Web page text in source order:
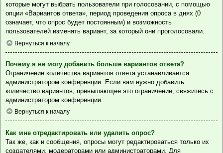
которые могут выбрать пользователи при голосовании, с помощью
опции «Вариантов ответа», период проведения опроса в днях (0
означает, что опрос будет постоянным) и возможность
пользователей изменять вариант, за который они проголосовали.
Вернуться к началу
Почему я не могу добавить больше вариантов ответа?
Ограничение количества вариантов ответа устанавливается
администратором конференции. Если вам нужно добавить
количество вариантов, превышающее это ограничение, свяжитесь с
администратором конференции.
Вернуться к началу
Как мне отредактировать или удалить опрос?
Так же, как и сообщения, опросы могут редактироваться только их
создателями, модераторами или администраторами. Для